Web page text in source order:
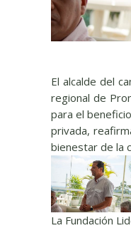
El alcalde del
regional de
para el
privada,
bienestar de la
La Fundación